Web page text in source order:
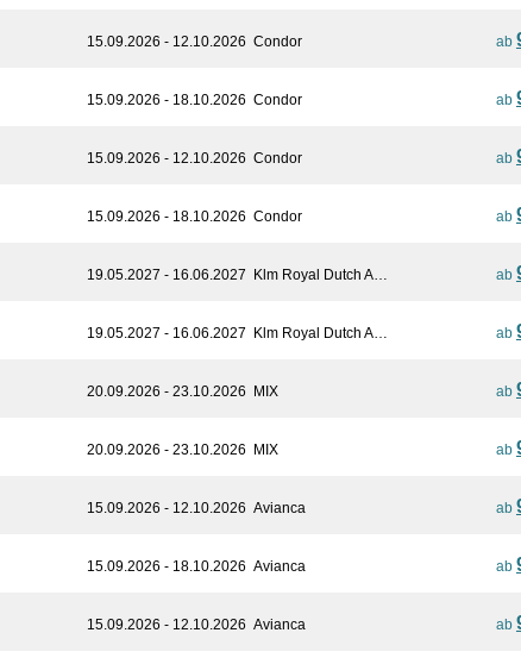
15.09.2026 - 12.10.2026 Condor ab
15.09.2026 - 18.10.2026 Condor ab
15.09.2026 - 12.10.2026 Condor ab
15.09.2026 - 18.10.2026 Condor ab
19.05.2027 - 16.06.2027 Klm Royal Dutch A… ab
19.05.2027 - 16.06.2027 Klm Royal Dutch A… ab
20.09.2026 - 23.10.2026 MIX ab
20.09.2026 - 23.10.2026 MIX ab
15.09.2026 - 12.10.2026 Avianca ab
15.09.2026 - 18.10.2026 Avianca ab
15.09.2026 - 12.10.2026 Avianca ab